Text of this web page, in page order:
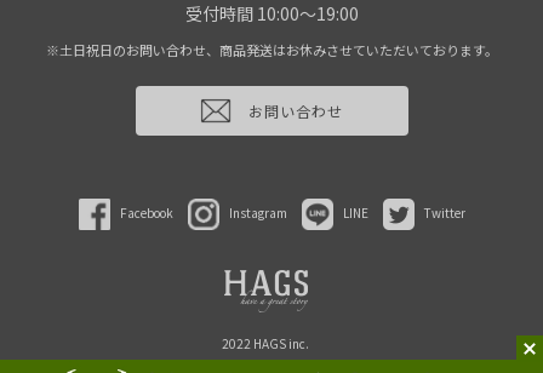
受付時間 10:00～19:00
※土日祝日のお問い合わせ、商品発送はお休みさせていただいております。
お問い合わせ
Facebook Instagram LINE Twitter
2022 HAGS inc.